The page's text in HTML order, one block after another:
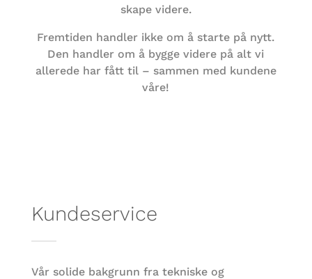
skape videre.
Fremtiden handler ikke om å starte på nytt.
Den handler om å bygge videre på alt vi
allerede har fått til – sammen med kundene
våre!
Kundeservice
Vår solide bakgrunn fra tekniske og